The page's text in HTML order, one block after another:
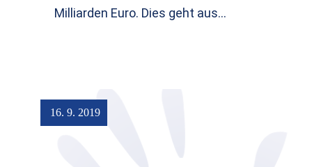
Milliarden Euro. Dies geht aus…
16. 9. 2019